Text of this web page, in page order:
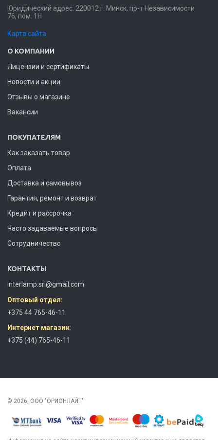
Юридический адрес: 220012 г. Минск, пр-т Независимости
76, пом. 1Н
Карта сайта
О КОМПАНИИ
Лицензии и сертификаты
Новости и акции
Отзывы о магазине
Вакансии
ПОКУПАТЕЛЯМ
Как заказать товар
Оплата
Доставка и самовывоз
Гарантия, ремонт и возврат
Кредит и рассрочка
Часто задаваемые вопросы
Сотрудничество
КОНТАКТЫ
interlamp.srl@gmail.com
Оптовый отдел:
+375 44 765-46-11
Интернет магазин:
+375 (44) 765-46-11
© 2026, ООО "ОРИОНЛАЙТ"